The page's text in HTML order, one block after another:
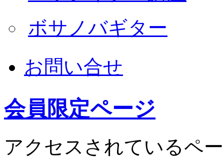
ボサノバギター
お問い合せ
会員限定ページ
アクセスされているペ